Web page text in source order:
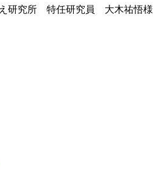
研究所 特任研究員 大木祐悟様